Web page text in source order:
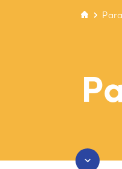
CATEGORIEËN
Opvouwbare